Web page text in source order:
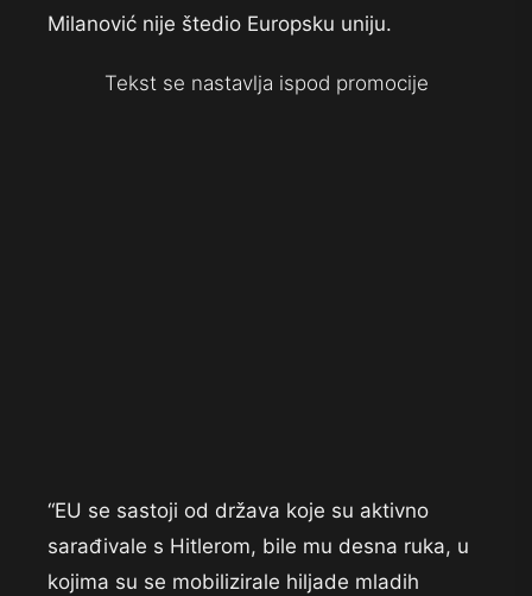
Milanović nije štedio Europsku uniju.
Tekst se nastavlja ispod promocije
“EU se sastoji od država koje su aktivno
sarađivale s Hitlerom, bile mu desna ruka, u
kojima su se mobilizirale hiljade mladih